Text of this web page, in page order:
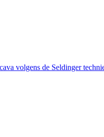
volgens de Seldinger